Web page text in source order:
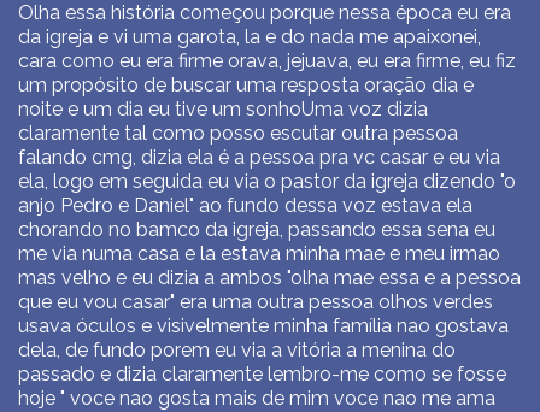
Olha essa história começou porque nessa época eu era
da igreja e vi uma garota, la e do nada me apaixonei,
cara como eu era firme orava, jejuava, eu era firme, eu fiz
um propósito de buscar uma resposta oração dia e
noite e um dia eu tive um sonhoUma voz dizia
claramente tal como posso escutar outra pessoa
falando cmg, dizia ela é a pessoa pra vc casar e eu via
ela, logo em seguida eu via o pastor da igreja dizendo "o
anjo Pedro e Daniel" ao fundo dessa voz estava ela
chorando no bamco da igreja, passando essa sena eu
me via numa casa e la estava minha mae e meu irmao
mas velho e eu dizia a ambos "olha mae essa e a pessoa
que eu vou casar" era uma outra pessoa olhos verdes
usava óculos e visivelmente minha família nao gostava
dela, de fundo porem eu via a vitória a menina do
passado e dizia claramente lembro-me como se fosse
hoje " voce nao gosta mais de mim voce nao me ama